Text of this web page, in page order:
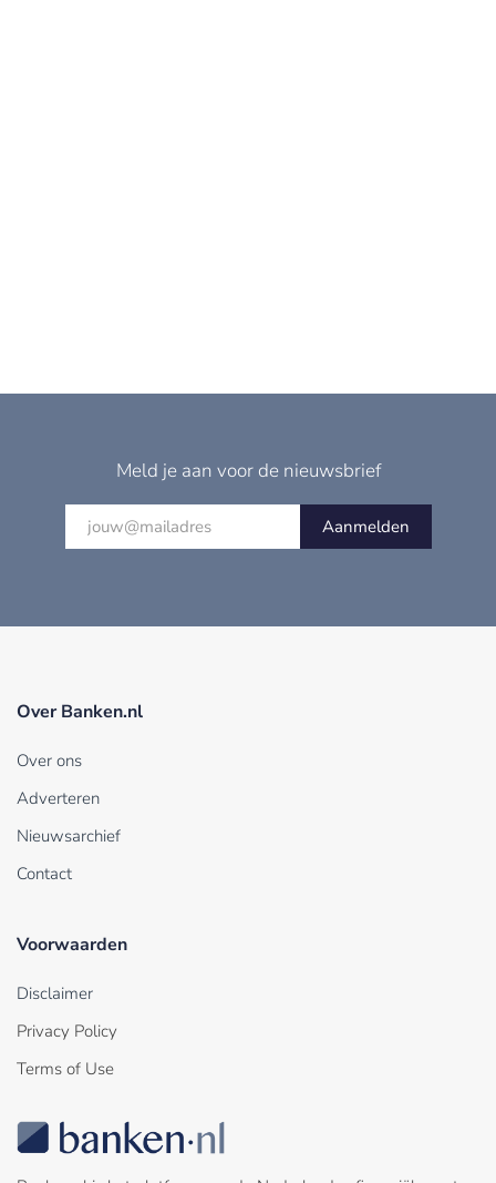
Meld je aan voor de nieuwsbrief
Aanmelden
Over Banken.nl
Over ons
Adverteren
Nieuwsarchief
Contact
Voorwaarden
Disclaimer
Privacy Policy
Terms of Use